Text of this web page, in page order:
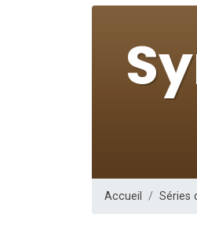
Accueil Séries